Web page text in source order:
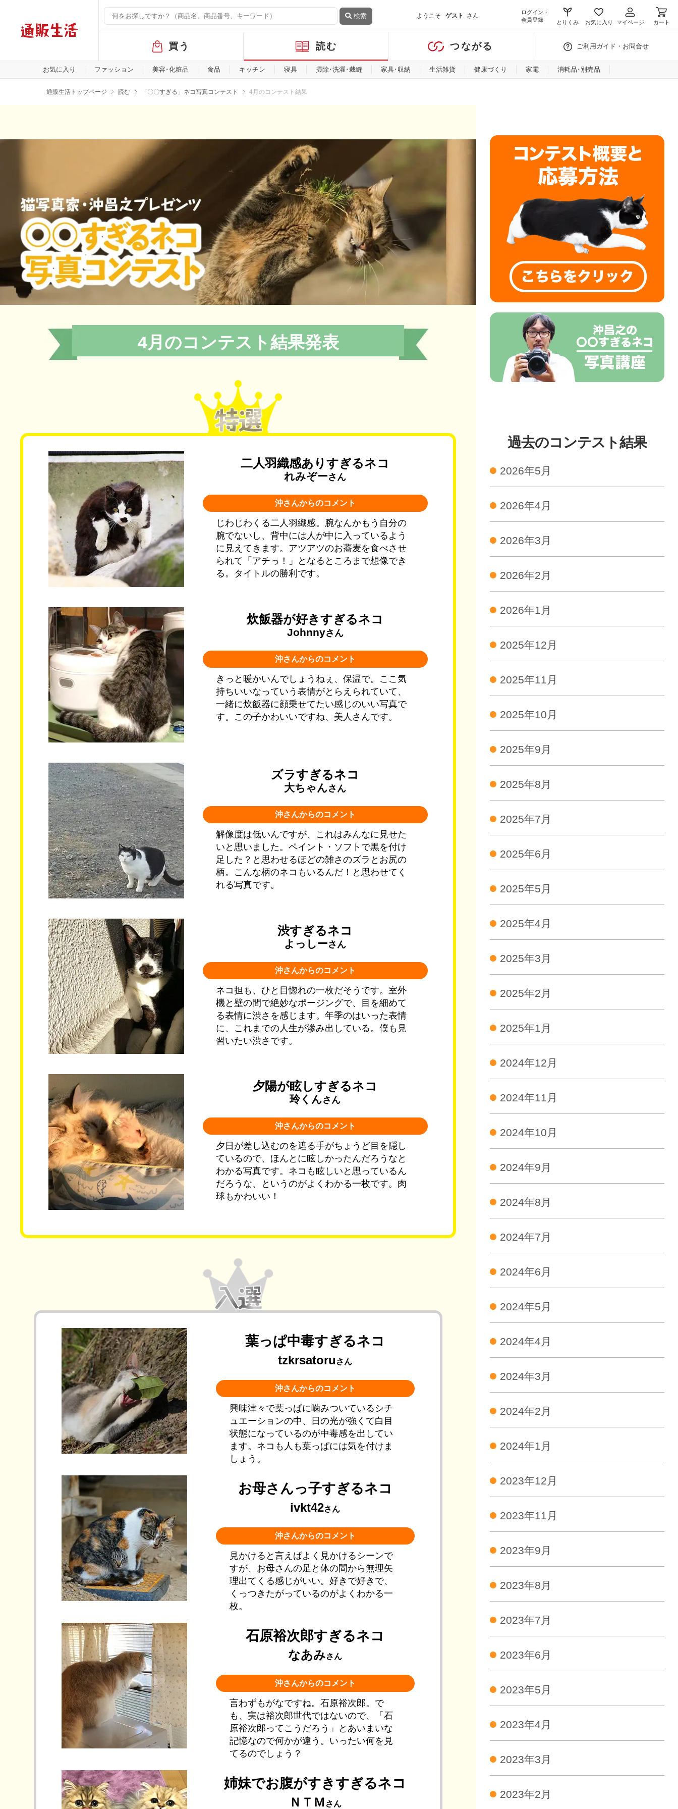
検索 ようこそ ゲスト さん
ログイン・
会員登録
とりくみ お気に入り マイページ カート
バ
ル
メ
買う 読む つながる ご利用ガイド・お問合せ
お気に入り ファッション 美容･化粧品 食品 キッチン 寝具 掃除･洗濯･裁縫 家具･収納 生活雑貨 健康づくり 家電 消耗品･別売品
通販生活トップページ 読む 「〇〇すぎる」ネコ写真コンテスト 4月のコンテスト結果
4月のコンテスト結果発表
二人羽織感ありすぎるネコ
れみぞーさん
沖さんからのコメント
じわじわくる二人羽織感。腕なんかもう自分の
腕でないし、背中には人が中に入っているよう
に見えてきます。アツアツのお蕎麦を食べさせ
られて「アチっ！」となるところまで想像でき
る。タイトルの勝利です。
炊飯器が好きすぎるネコ
Johnnyさん
沖さんからのコメント
きっと暖かいんでしょうねぇ、保温で。ここ気
持ちいいなっていう表情がとらえられていて、
一緒に炊飯器に顔乗せてたい感じのいい写真で
す。この子かわいいですね、美人さんです。
ズラすぎるネコ
大ちゃんさん
沖さんからのコメント
解像度は低いんですが、これはみんなに見せた
いと思いました。ペイント・ソフトで黒を付け
足した？と思わせるほどの雑さのズラとお尻の
柄。こんな柄のネコもいるんだ！と思わせてく
れる写真です。
渋すぎるネコ
よっしーさん
沖さんからのコメント
ネコ担も、ひと目惚れの一枚だそうです。室外
機と壁の間で絶妙なポージングで、目を細めて
る表情に渋さを感じます。年季のはいった表情
に、これまでの人生が滲み出している。僕も見
習いたい渋さです。
夕陽が眩しすぎるネコ
玲くんさん
沖さんからのコメント
夕日が差し込むのを遮る手がちょうど目を隠し
ているので、ほんとに眩しかったんだろうなと
わかる写真です。ネコも眩しいと思っているん
だろうな、というのがよくわかる一枚です。肉
球もかわいい！
葉っぱ中毒すぎるネコ
tzkrsatoru さん
沖さんからのコメント
興味津々で葉っぱに噛みついているシチ
ュエーションの中、日の光が強くて白目
状態になっているのが中毒感を出してい
ます。ネコも人も葉っぱには気を付けま
しょう。
お母さんっ子すぎるネコ
ivkt42さん
沖さんからのコメント
見かけると言えばよく見かけるシーンで
すが、お母さんの足と体の間から無理矢
理出てくる感じがいい。好きで好きで、
くっつきたがっているのがよくわかる一
枚。
石原裕次郎すぎるネコ
なあみさん
沖さんからのコメント
言わずもがなですね。石原裕次郎。で
も、実は裕次郎世代ではないので、「石
原裕次郎ってこうだろう」とあいまいな
記憶なので何かが違う。いったい何を見
てるのでしょう？
姉妹でお腹がすきすぎるネコ
ＮＴＭ さん
過去のコンテスト結果
2026年5月
2026年4月
2026年3月
2026年2月
2026年1月
2025年12月
2025年11月
2025年10月
2025年9月
2025年8月
2025年7月
2025年6月
2025年5月
2025年4月
2025年3月
2025年2月
2025年1月
2024年12月
2024年11月
2024年10月
2024年9月
2024年8月
2024年7月
2024年6月
2024年5月
2024年4月
2024年3月
2024年2月
2024年1月
2023年12月
2023年11月
2023年9月
2023年8月
2023年7月
2023年6月
2023年5月
2023年4月
2023年3月
2023年2月